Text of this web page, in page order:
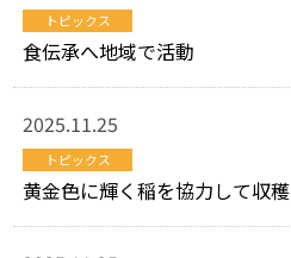
トピックス
食伝承へ地域で活動
2025.11.25
トピックス
黄金色に輝く稲を協力して収穫